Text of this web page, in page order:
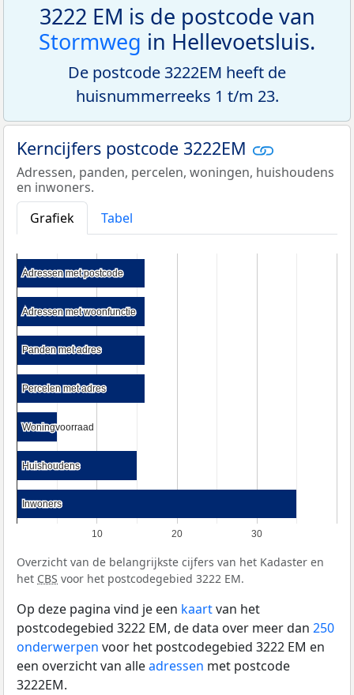
3222 EM is de postcode van
Stormweg in Hellevoetsluis.
De postcode 3222EM heeft de
huisnummerreeks 1 t/m 23.
Kerncijfers postcode 3222EM
Adressen, panden, percelen, woningen, huishoudens
en inwoners.
Grafiek
Tabel
10 20 30
Adressen met postcode
Adressen met postcode
Adressen met woonfunctie
Adressen met woonfunctie
Panden met adres
Panden met adres
Percelen met adres
Percelen met adres
Woningvoorraad
Woningvoorraad
Huishoudens
Huishoudens
Inwoners
Inwoners
Overzicht van de belangrijkste cijfers van het Kadaster en
het CBS voor het postcodegebied 3222 EM.
Op deze pagina vind je een kaartvan het
postcodegebied 3222 EM, de data over meer dan 250
onderwerpen voor het postcodegebied 3222 EM en
een overzicht van alleadressen met postcode
3222EM.